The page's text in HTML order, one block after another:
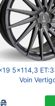
5x114,3
Voin